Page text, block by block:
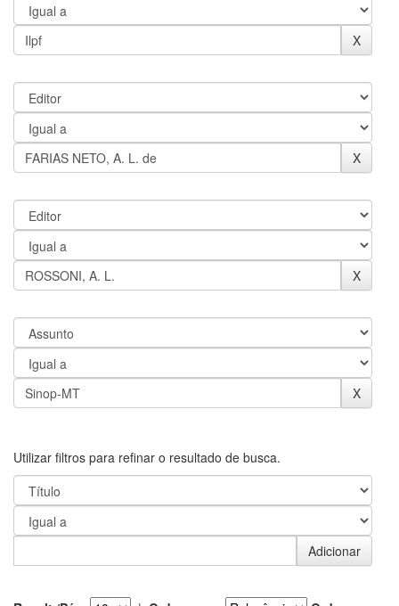
Utilizar filtros para refinar o resultado de busca.